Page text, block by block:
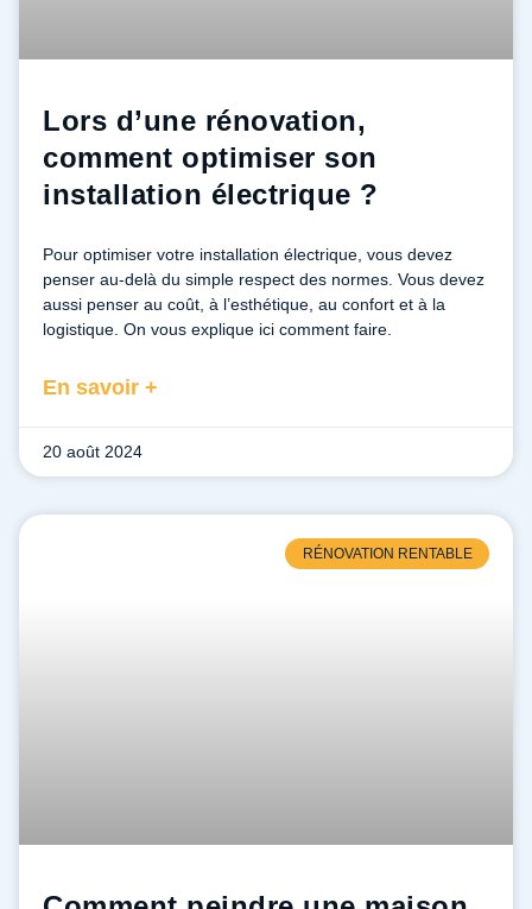
Lors d’une rénovation,
comment optimiser son
installation électrique ?
Pour optimiser votre installation électrique, vous devez
penser au-delà du simple respect des normes. Vous devez
aussi penser au coût, à l’esthétique, au confort et à la
logistique. On vous explique ici comment faire.
En savoir +
20 août 2024
RÉNOVATION RENTABLE